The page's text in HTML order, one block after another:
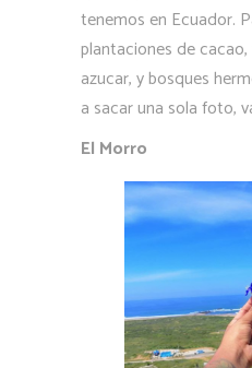
tenemos en Ecuador.
plantaciones de
azucar, y bosques
a sacar una sola foto,
El Morro